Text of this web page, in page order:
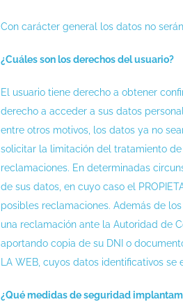
Con carácter general los datos no
¿Cuáles son los derechos del usuario?
El usuario tiene derecho a obtener
derecho a acceder a sus datos
entre otros motivos, los datos ya no
solicitar la limitación del tratamiento
reclamaciones. En determinadas
de sus datos, en cuyo caso el
posibles reclamaciones. Además de
una reclamación ante la Autoridad de
aportando copia de su DNI o
LA WEB, cuyos datos identificativos se
¿Qué medidas de seguridad